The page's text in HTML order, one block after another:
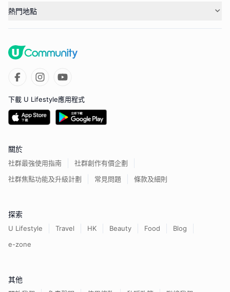
熱門地點
下載 U Lifestyle應用程式
關於
社群最強使用指南
社群創作有價企劃
社群焦點功能及升級計劃
常見問題 條款及細則
探索
U Lifestyle Travel HK Beauty Food
Blog
e-zone
其他